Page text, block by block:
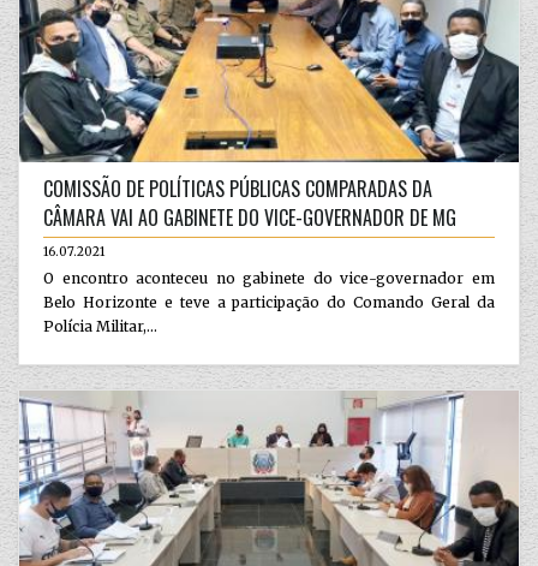
COMISSÃO DE POLÍTICAS PÚBLICAS COMPARADAS DA
CÂMARA VAI AO GABINETE DO VICE-GOVERNADOR DE MG
16.07.2021
O encontro aconteceu no gabinete do vice-governador em
Belo Horizonte e teve a participação do Comando Geral da
Polícia Militar,...